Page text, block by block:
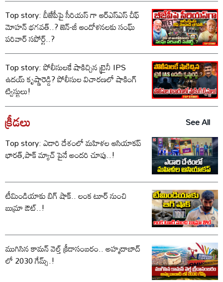
Top story: బీజేపీపై సీరియస్ గా ఆర్‌ఎస్‌ఎస్ చీఫ్
మోహన్ భగవత్..? జెన్-జీ ఆందోళనలకు సంఘ్
పరివార్ సపోర్ట్..?
Top story: పోలీసులకే షాకిచ్చిన ట్రైనీ IPS
ఉదయ్ కృష్ణారెడ్డి? పోలీసుల విచారణలో షాకింగ్
ట్విస్టులు!
క్రీడలు
See All
Top story: ఎడారి దేశంలో మహిళల ఆసియాకప్
భారత్,పాక్ మ్యాచ్ పైనే అందరి చూపు..!
టీమిండియాకు బిగ్ షాక్.. లంక టూర్ నుంచి
బుమ్రా ఔట్..!
ముగిసిన కామన్ వెల్త్ క్రీడాసంబరం.. అహ్మదాబాద్
లో 2030 గేమ్స్.!